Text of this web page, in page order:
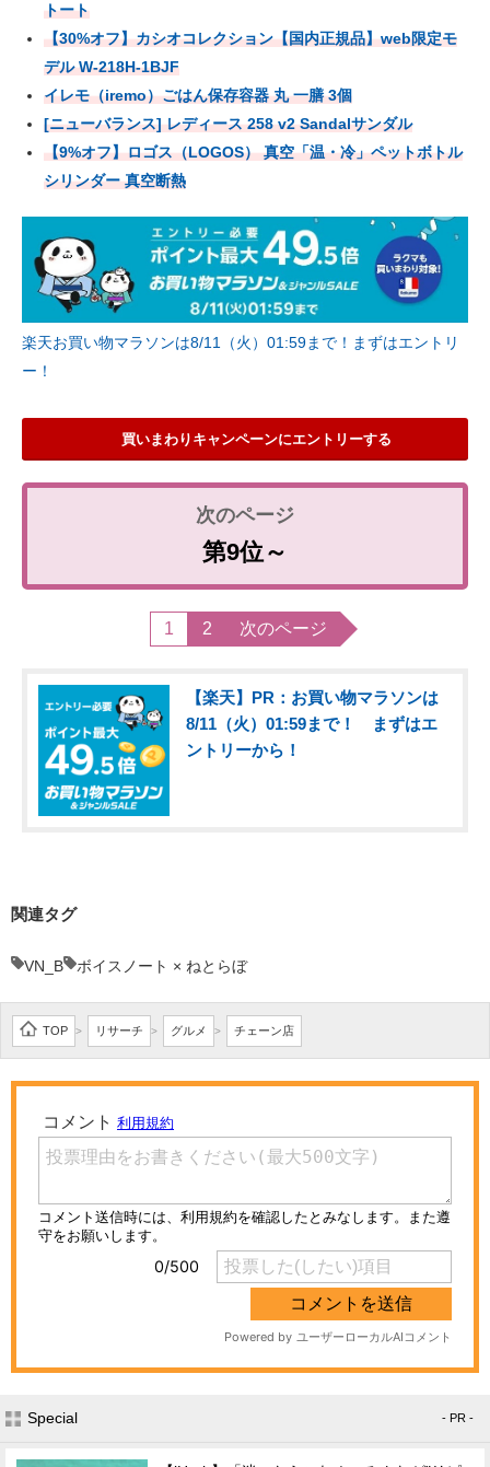
トート
【30%オフ】カシオコレクション【国内正規品】web限定モ
デル W-218H-1BJF
イレモ（iremo）ごはん保存容器 丸 一膳 3個
[ニューバランス] レディース 258 v2 Sandalサンダル
【9%オフ】ロゴス（LOGOS） 真空「温・冷」ペットボトル
シリンダー 真空断熱
楽天お買い物マラソンは8/11（火）01:59まで！まずはエントリ
ー！
買いまわりキャンペーンにエントリーする
第9位～
1 2 次のページ
【楽天】PR：お買い物マラソンは
8/11（火）01:59まで！ まずはエ
ントリーから！
関連タグ
VN_B ボイスノート × ねとらぼ
TOP > リサーチ > グルメ > チェーン店
Special - PR -